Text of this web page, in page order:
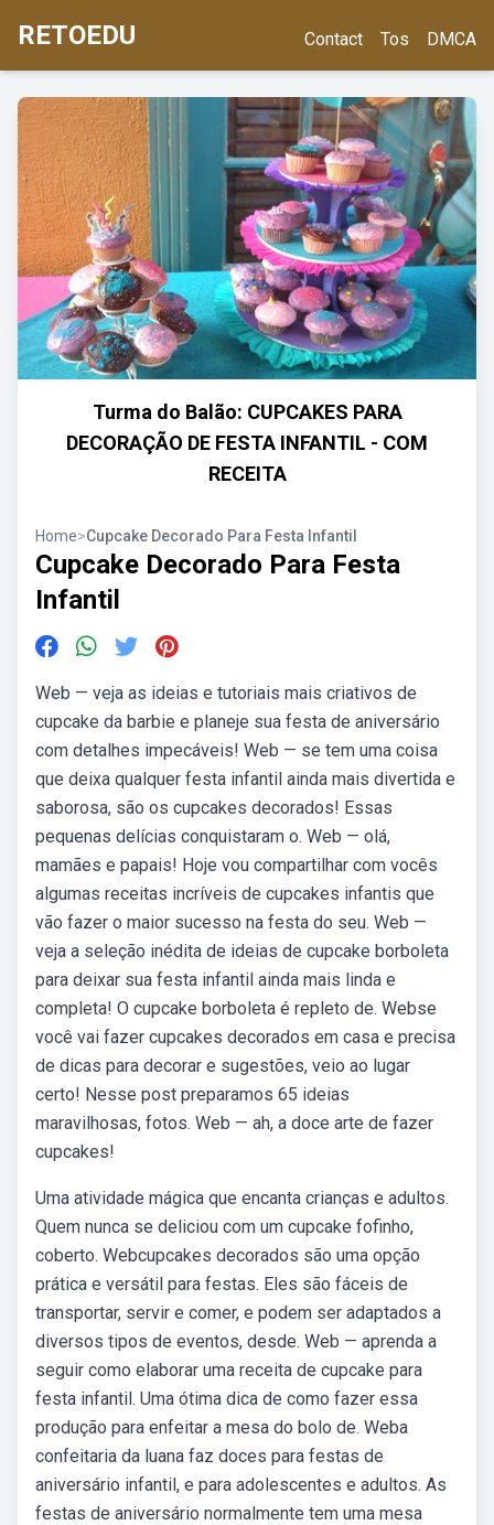
RETOEDU Contact Tos DMCA
Turma do Balão: CUPCAKES PARA
DECORAÇÃO DE FESTA INFANTIL - COM
RECEITA
Home>Cupcake Decorado Para Festa Infantil
Cupcake Decorado Para Festa
Infantil
Web — veja as ideias e tutoriais mais criativos de
cupcake da barbie e planeje sua festa de aniversário
com detalhes impecáveis! Web — se tem uma coisa
que deixa qualquer festa infantil ainda mais divertida e
saborosa, são os cupcakes decorados! Essas
pequenas delícias conquistaram o. Web — olá,
mamães e papais! Hoje vou compartilhar com vocês
algumas receitas incríveis de cupcakes infantis que
vão fazer o maior sucesso na festa do seu. Web —
veja a seleção inédita de ideias de cupcake borboleta
para deixar sua festa infantil ainda mais linda e
completa! O cupcake borboleta é repleto de. Webse
você vai fazer cupcakes decorados em casa e precisa
de dicas para decorar e sugestões, veio ao lugar
certo! Nesse post preparamos 65 ideias
maravilhosas, fotos. Web — ah, a doce arte de fazer
cupcakes!
Uma atividade mágica que encanta crianças e adultos.
Quem nunca se deliciou com um cupcake fofinho,
coberto. Webcupcakes decorados são uma opção
prática e versátil para festas. Eles são fáceis de
transportar, servir e comer, e podem ser adaptados a
diversos tipos de eventos, desde. Web — aprenda a
seguir como elaborar uma receita de cupcake para
festa infantil. Uma ótima dica de como fazer essa
produção para enfeitar a mesa do bolo de. Weba
confeitaria da luana faz doces para festas de
aniversário infantil, e para adolescentes e adultos. As
festas de aniversário normalmente tem uma mesa